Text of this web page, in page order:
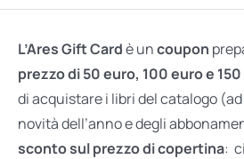
L’Ares Gift Cardè uncoupon
prezzo di 50 euro, 100 euro e
di acquistare i libri del catalogo
novità dell’anno e degli
sconto sul prezzo di copertina: